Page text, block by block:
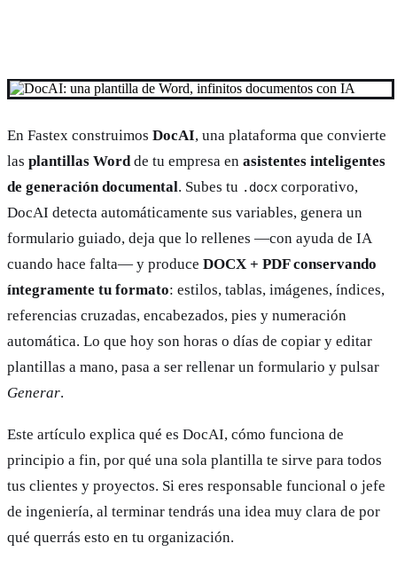
En Fastex construimos DocAI, una plataforma que convierte
las plantillas Word de tu empresa en asistentes inteligentes
de generación documental. Subes tu .docx corporativo,
DocAI detecta automáticamente sus variables, genera un
formulario guiado, deja que lo rellenes —con ayuda de IA
cuando hace falta— y produce DOCX + PDF conservando
íntegramente tu formato: estilos, tablas, imágenes, índices,
referencias cruzadas, encabezados, pies y numeración
automática. Lo que hoy son horas o días de copiar y editar
plantillas a mano, pasa a ser rellenar un formulario y pulsar
Generar.
Este artículo explica qué es DocAI, cómo funciona de
principio a fin, por qué una sola plantilla te sirve para todos
tus clientes y proyectos. Si eres responsable funcional o jefe
de ingeniería, al terminar tendrás una idea muy clara de por
qué querrás esto en tu organización.